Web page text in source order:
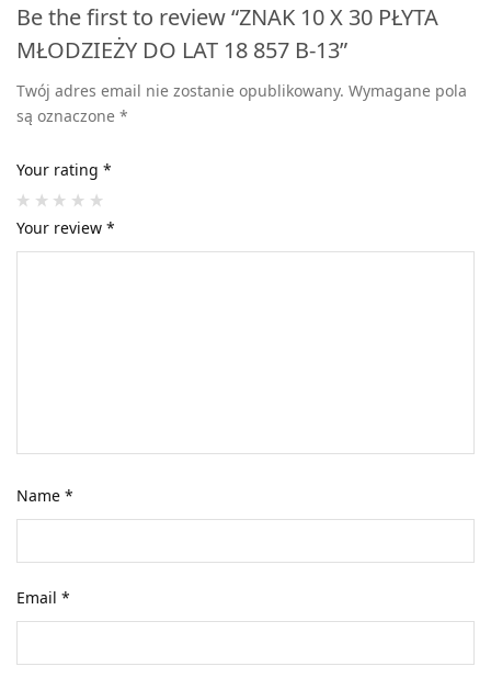
Be the first to review “ZNAK 10 X 30 PŁYTA
MŁODZIEŻY DO LAT 18 857 B-13”
Twój adres email nie zostanie opublikowany. Wymagane pola
są oznaczone*
Your rating *
Your review*
Name*
Email*